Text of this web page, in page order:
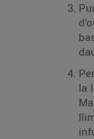
d’ou
la